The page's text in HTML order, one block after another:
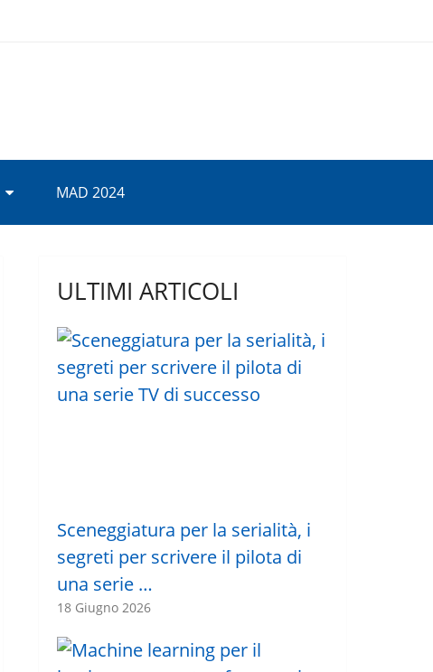
MAD 2024
ULTIMI ARTICOLI
Sceneggiatura per la serialità, i
segreti per scrivere il pilota di
una serie …
18 Giugno 2026